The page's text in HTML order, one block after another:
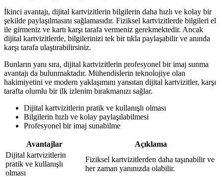
İkinci avantajı, dijital kartvizitlerin bilgilerin daha hızlı ve kolay bir
şekilde paylaşılmasını sağlamasıdır. Fiziksel kartvizitlerde bilgileri el
ile girmeniz ve kartı karşı tarafa vermeniz gerekmektedir. Ancak
dijital kartvizitlerde, bilgilerinizi tek bir tıkla paylaşabilir ve anında
karşı tarafa ulaştırabilirsiniz.
Bunların yanı sıra, dijital kartvizitlerin profesyonel bir imaj sunma
avantajı da bulunmaktadır. Mühendislerin teknolojiye olan
hakimiyetini ve modern yaklaşımını yansıtan dijital kartvizitler, karşı
tarafta olumlu bir ilk izlenim bırakmanızı sağlar.
Dijital kartvizitlerin pratik ve kullanışlı olması
Bilgilerin hızlı ve kolay paylaşılabilmesi
Profesyonel bir imaj sunabilme
Avantajlar
Açıklama
Dijital kartvizitlerin
pratik ve kullanışlı
olması
Fiziksel kartvizitlerden daha taşınabilir ve
her zaman yanınızda olabilir.